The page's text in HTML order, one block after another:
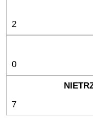
2
0
7